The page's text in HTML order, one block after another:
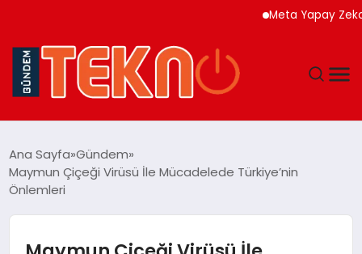
Meta Yapay Zeka
GÜNDEM
Ana Sayfa Gündem
Maymun Çiçeği Virüsü İle Mücadelede Türkiye’nin
Önlemleri